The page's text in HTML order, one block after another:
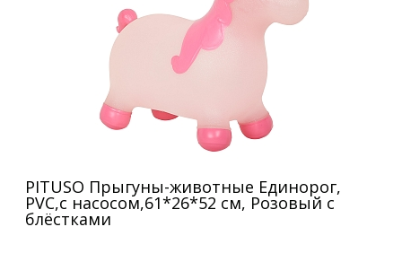
PITUSO Прыгуны-животные Единорог,
PVC,с насосом,61*26*52 см, Розовый с
блёстками